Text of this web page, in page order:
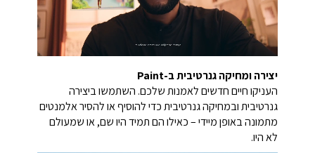
יצירה ומחיקה גנרטיבית ב-Paint
העניקו חיים חדשים לאמנות שלכם. השתמשו ביצירה
גנרטיבית ובמחיקה גנרטיבית כדי להוסיף או להסיר אלמנטים
מתמונה באופן מיידי – כאילו הם תמיד היו שם, או שמעולם
לא היו.